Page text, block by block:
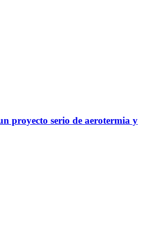
proyecto serio de aerotermia y